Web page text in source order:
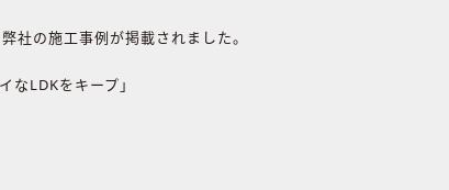
社の施工事例が掲載されました。
LDKをキープ」